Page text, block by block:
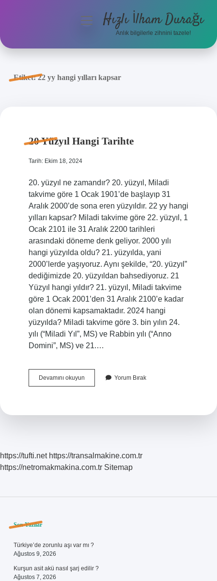
Anasayfa
menüyüHızlı İlham Durağı
Anlık bilgilerle zihnini tazele!
Etiket:22 yy hangi yılları kapsar
20 Yüzyıl Hangi Tarihte
Tarih: Ekim 18, 2024
20. yüzyıl ne zamandır? 20. yüzyıl, Miladi
takvime göre 1 Ocak 1901’de başlayıp 31
Aralık 2000’de sona eren yüzyıldır. 22 yy hangi
yılları kapsar? Miladi takvime göre 22. yüzyıl, 1
Ocak 2101 ile 31 Aralık 2200 tarihleri ​​
arasındaki döneme denk geliyor. 2000 yılı
hangi yüzyılda oldu? 21. yüzyılda, yani
2000’lerde yaşıyoruz. Aynı şekilde, “20. yüzyıl”
dediğimizde 20. yüzyıldan bahsediyoruz. 21
Yüzyıl hangi yıldır? 21. yüzyıl, Miladi takvime
göre 1 Ocak 2001’den 31 Aralık 2100’e kadar
olan dönemi kapsamaktadır. 2024 hangi
yüzyılda? Miladi takvime göre 3. bin yılın 24.
yılı (“Miladi Yıl”, MS) ve Rabbin yılı (“Anno
Domini”, MS) ve 21.…
Devamını okuyun20
Yüzyıl
Yorum Bırak
https://tufti.net https://transalmakine.com.tr
https://netromakmakina.com.tr Sitemap
Sidebar
Son Yazılar
Türkiye’de zorunlu aşı var mı ?
Ağustos 9, 2026
Kurşun asit akü nasıl şarj edilir ?
Ağustos 7, 2026